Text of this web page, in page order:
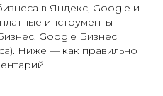
в Яндекс, Google и
инструменты —
Google Бизнес
Ниже — как правильно